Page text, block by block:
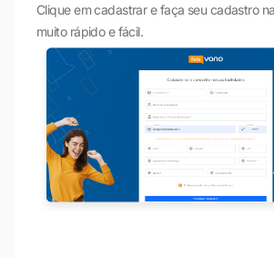
Clique em cadastrar e faça seu cadastro
muito rápido e fácil.